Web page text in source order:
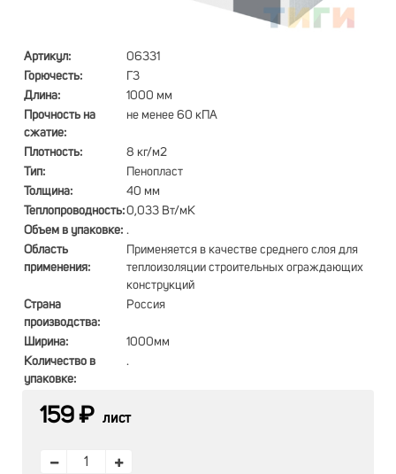
Артикул:
06331
Горючесть:
Г3
Длина:
1000 мм
Прочность на
сжатие:
не менее 60 кПА
Плотность:
8 кг/м2
Тип:
Пенопласт
Толщина:
40 мм
Теплопроводность:0,033 Вт/мК
Объем в упаковке: .
Область
применения:
Применяется в качестве среднего слоя для
теплоизоляции строительных ограждающих
конструкций
Страна
производства:
Россия
Ширина:
1000мм
Количество в
упаковке:
.
159 ₽ лист